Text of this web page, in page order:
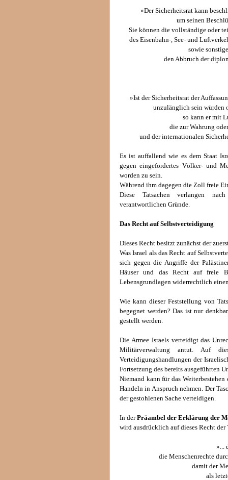
»Der Sicherheitsrat kann
um seinen
Sie können die vollständige oder
des Eisenbahn-, See- und
sowie
den Abbruch der
»Ist der Sicherheitsrat der
unzulänglich sein würden
so kann er mit
die zur Wahrung
und der internationalen
Es ist auffallend wie es dem Staat
gegen eingefordertes Völker- und
worden zu sein.
Während ihm dagegen die Zoll freie
Diese Tatsachen verlangen
verantwortlichen Gründe.
Das Recht auf Selbstverteidigung
Dieses Recht besitzt zunächst der
Was Israel als das Recht auf
sich gegen die Angriffe der
Häuser und das Recht auf freie
Lebensgrundlagen widerrechtlich
Wie kann dieser Feststellung von
begegnet werden? Das ist nur
gestellt werden.
Die Armee Israels verteidigt das
Militärverwaltung antut. Auf
Verteidigungshandlungen der
Fortsetzung des bereits ausgeführten
Niemand kann für das
Handeln in Anspruch nehmen. Der
der gestohlenen Sache verteidigen.
In derPräambel der Erklärung der
wird ausdrücklich auf dieses Recht
»...
die Menschenrechte
damit der
als